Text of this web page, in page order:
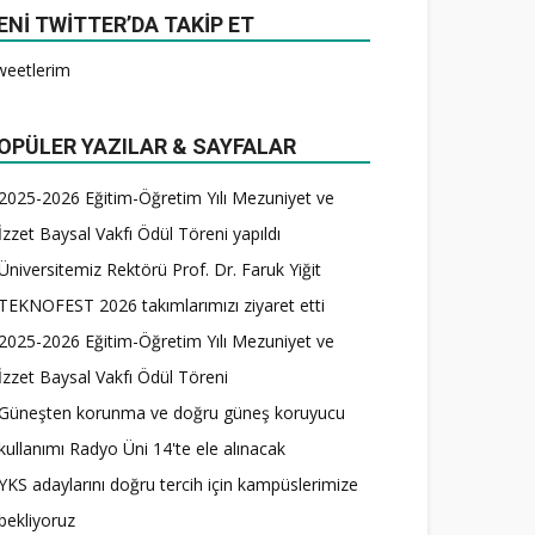
TWITTER’DA TAKIP ET
YAZILAR & SAYFALAR
2025-2026 Eğitim-Öğretim Yılı Mezuniyet ve
İzzet Baysal Vakfı Ödül Töreni yapıldı
Rektörü Prof. Dr. Faruk Yiğit
TEKNOFEST 2026 takımlarımızı ziyaret etti
2025-2026 Eğitim-Öğretim Yılı Mezuniyet ve
İzzet Baysal Vakfı Ödül Töreni
korunma ve doğru güneş koruyucu
Radyo Üni 14'te ele alınacak
adaylarını doğru tercih için kampüslerimize